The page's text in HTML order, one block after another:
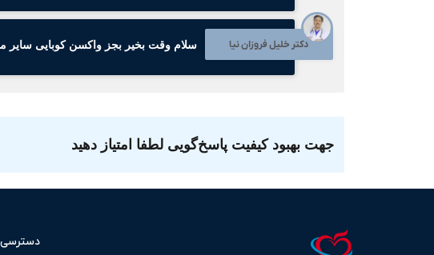
دکتر خلیل فروزان نیا سلام وقت بخیر بجز واکسن کوبایی سایر
جهت بهبود کیفیت پاسخ‌گویی لطفا امتیاز دهید